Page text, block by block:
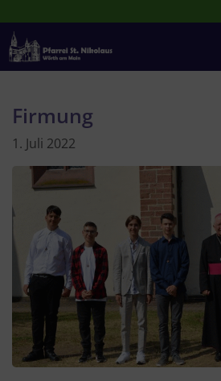
Inhalt
springen
Firmung
1. Juli 2022